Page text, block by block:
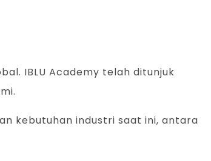
IBLU Academy telah ditunjuk
kebutuhan industri saat ini, antara